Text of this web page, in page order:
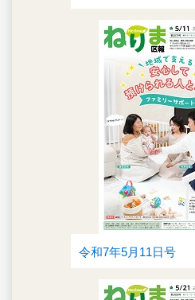
令和7年5月11日号